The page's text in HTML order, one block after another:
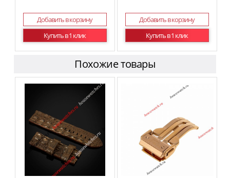
Добавить в корзину
Купить в 1 клик
Добавить в корзину
Купить в 1 клик
Похожие товары